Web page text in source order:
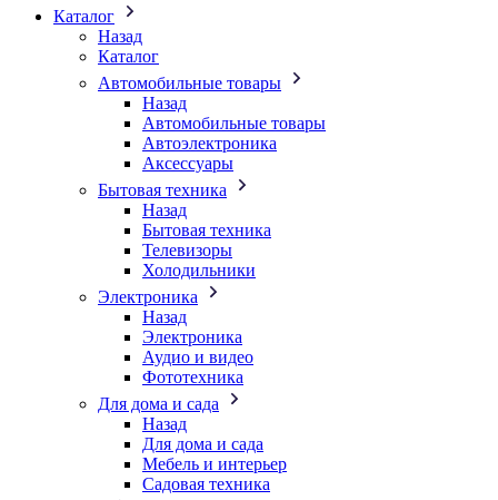
Каталог
Назад
Каталог
Автомобильные товары
Назад
Автомобильные товары
Автоэлектроника
Аксессуары
Бытовая техника
Назад
Бытовая техника
Телевизоры
Холодильники
Электроника
Назад
Электроника
Аудио и видео
Фототехника
Для дома и сада
Назад
Для дома и сада
Мебель и интерьер
Садовая техника